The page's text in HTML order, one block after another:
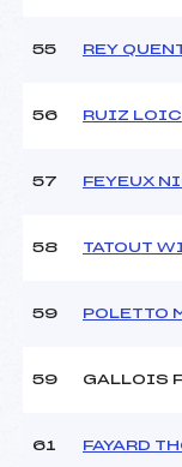
55 REY
56 RUIZ LOIC
57 FEYEUX
58 TATOUT
59 POLETTO
59 GALLOIS
61 FAYARD